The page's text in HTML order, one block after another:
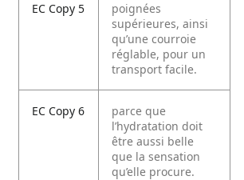
EC Copy 5
poignées
supérieures, ainsi
qu’une courroie
réglable, pour un
transport facile.
EC Copy 6
parce que
l’hydratation doit
être aussi belle
que la sensation
qu’elle procure.